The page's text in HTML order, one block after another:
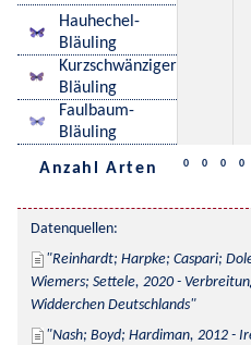
Hauhechel-
Bläuling
Kurzschwänziger
Bläuling
Faulbaum-
Bläuling
Anzahl Arten 0 0 0 0
Datenquellen:
Reinhardt; Harpke; Caspari;
Wiemers; Settele, 2020 -
Widderchen Deutschlands
Nash; Boyd; Hardiman, 2012 -